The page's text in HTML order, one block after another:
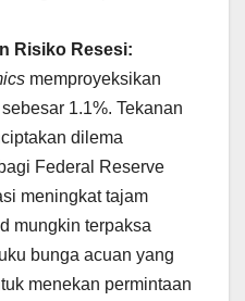
Risiko Resesi:
memproyeksikan
1.1%. Tekanan
dilema
Federal Reserve
meningkat tajam
mungkin terpaksa
bunga acuan yang
menekan permintaan